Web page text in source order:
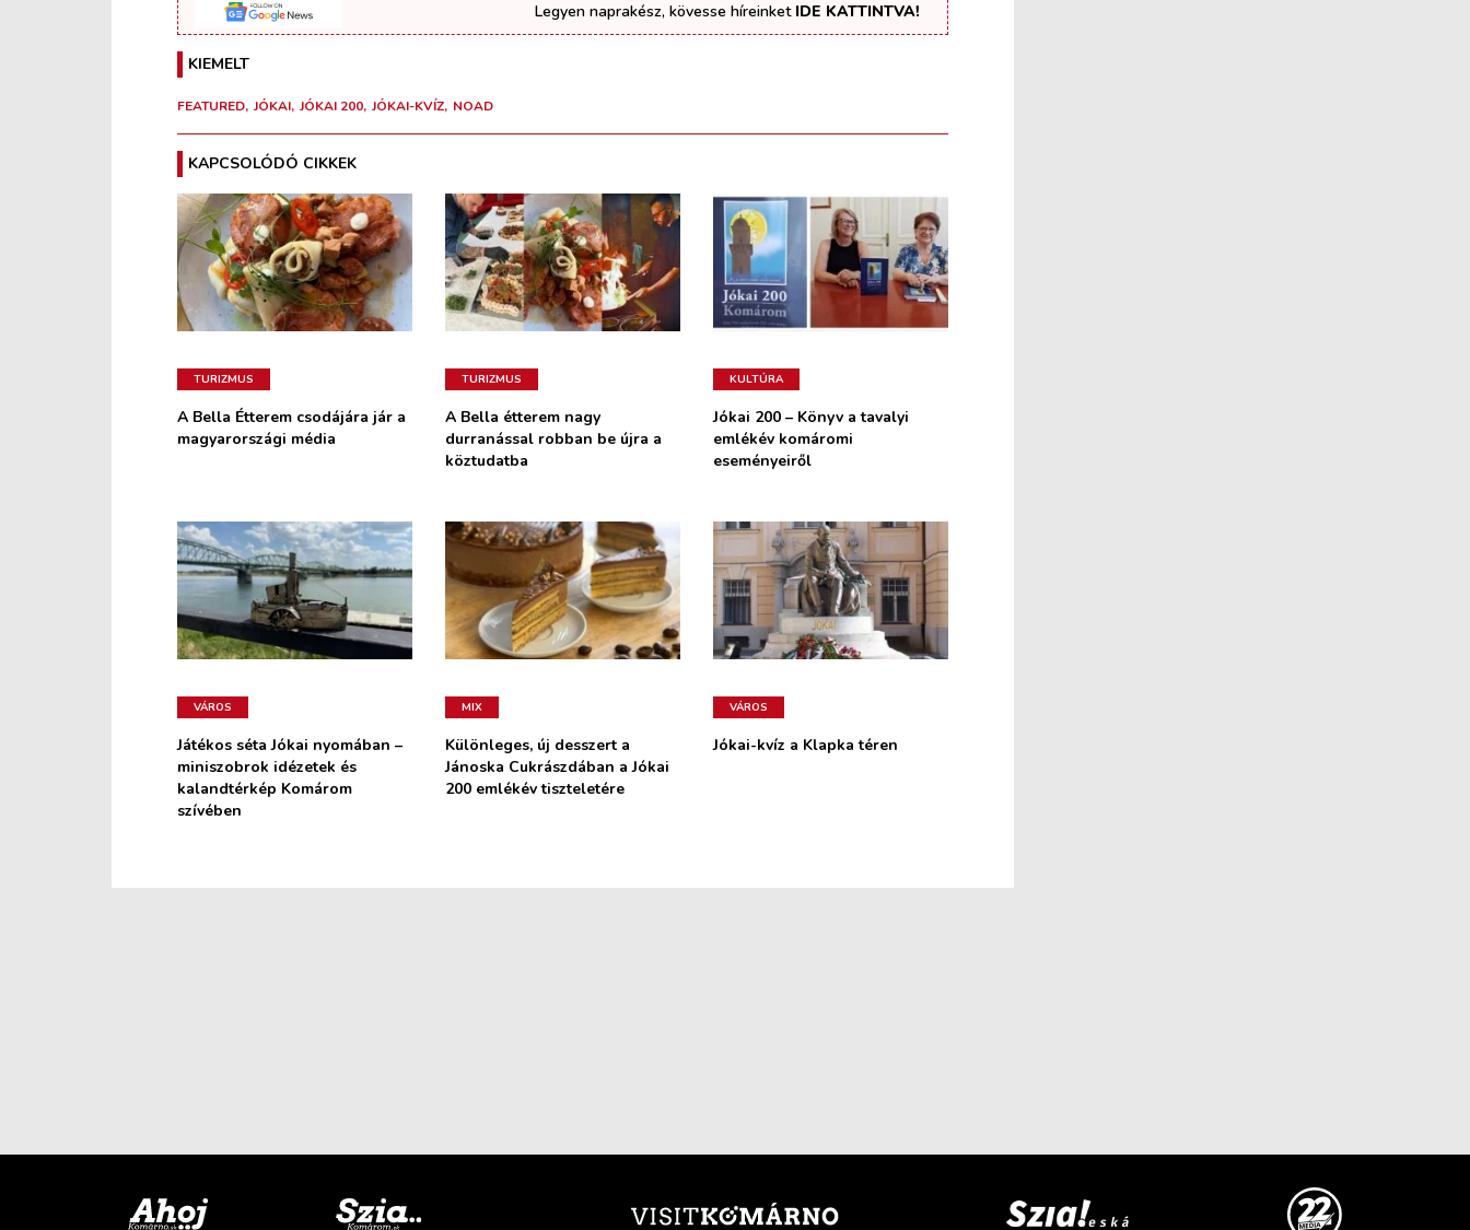
Legyen naprakész, kövesse híreinket IDE KATTINTVA!
KIEMELT
FEATURED JÓKAI JÓKAI 200 JÓKAI-KVÍZ NOAD
KAPCSOLÓDÓ CIKKEK
TURIZMUS
A Bella Étterem csodájára jár a
magyarországi média
TURIZMUS
A Bella étterem nagy
durranással robban be újra a
köztudatba
KULTÚRA
Jókai 200 – Könyv a tavalyi
emlékév komáromi
eseményeiről
VÁROS
Játékos séta Jókai nyomában –
miniszobrok idézetek és
kalandtérkép Komárom
szívében
MIX
Különleges, új desszert a
Jánoska Cukrászdában a Jókai
200 emlékév tiszteletére
VÁROS
Jókai-kvíz a Klapka téren